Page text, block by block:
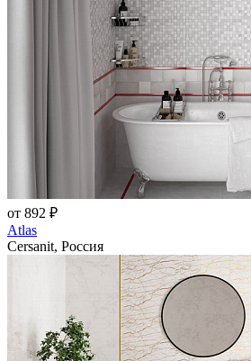
от 892 ₽
Atlas
Cersanit, Россия